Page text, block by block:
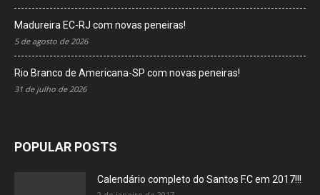
Madureira EC-RJ com novas peneiras!
5 de agosto de 2026
Rio Branco de Americana-SP com novas peneiras!
31 de julho de 2026
POPULAR POSTS
Calendário completo do Santos F.C em 2017!!!